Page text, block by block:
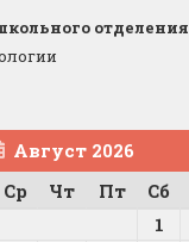
отделения
Август 2026
Ср Чт Пт Сб
1